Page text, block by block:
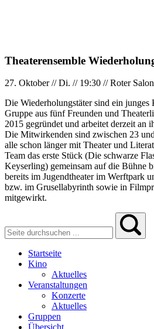
Theaterensemble
27. Oktober//Di. // 19:30 //Roter Salon
Die Wiederholungstäter sind ein junges
Gruppe aus fünf Freunden und
2015 gegründet und arbeitet derzeit an
Die Mitwirkenden sind zwischen 23
alle schon länger mit Theater und
Team das erste Stück (Die schwarze
Keyserling) gemeinsam auf die Bühne
bereits im Jugendtheater im Werftpark
bzw. im Grusellabyrinth sowie in
mitgewirkt.
Startseite
Kino
Aktuelles
Veranstaltungen
Konzerte
Aktuelles
Gruppen